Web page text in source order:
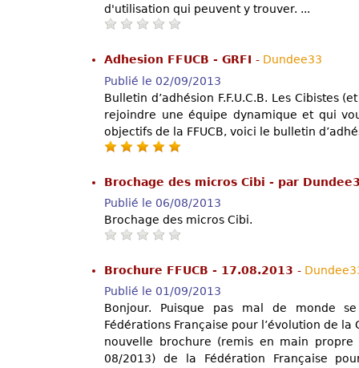
d'utilisation qui peuvent y trouver. ...
Adhesion FFUCB - GRFI - Dundee33
Publié le 02/09/2013
Bulletin d’adhésion F.F.U.C.B. Les Cibistes
rejoindre une équipe dynamique et qui
objectifs de la FFUCB, voici le bulletin
Brochage des micros Cibi - par
Publié le 06/08/2013
Brochage des micros Cibi.
Brochure FFUCB - 17.08.2013 -
Publié le 01/09/2013
Bonjour. Puisque pas mal de monde
Fédérations Française pour l’évolution de
nouvelle brochure (remis en main
08/2013) de la Fédération Française